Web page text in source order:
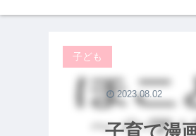
子育て漫
子ども
2023.08.02